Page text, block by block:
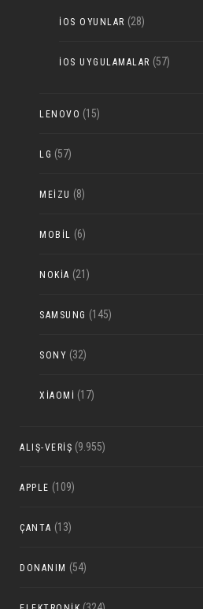
IOS OYUNLAR (28)
IOS UYGULAMALAR (57)
LENOVO (15)
LG (57)
MEIZU (8)
MOBIL (6)
NOKIA (21)
SAMSUNG (145)
SONY (32)
XIAOMI (17)
ALIŞ-VERIŞ (9.955)
APPLE (109)
ÇANTA (13)
DONANIM (54)